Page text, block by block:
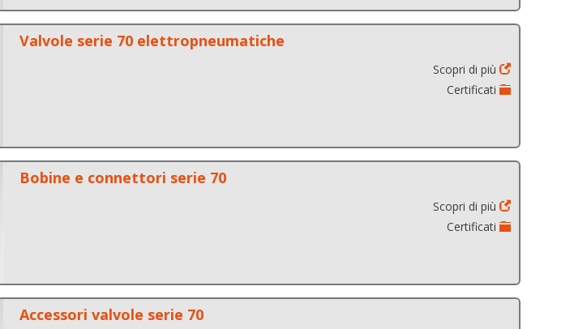
Valvole serie 70 elettropneumatiche
Scopri di più
Certificati
Bobine e connettori serie 70
Scopri di più
Certificati
Accessori valvole serie 70